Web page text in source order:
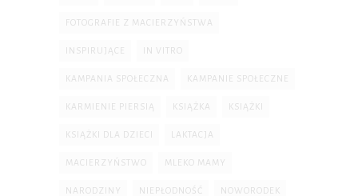
FOTOGRAFIE Z MACIERZYŃSTWA
INSPIRUJĄCE IN VITRO
KAMPANIA SPOŁECZNA KAMPANIE SPOŁECZNE
KARMIENIE PIERSIĄ KSIĄŻKA KSIĄŻKI
KSIĄŻKI DLA DZIECI LAKTACJA
MACIERZYŃSTWO MLEKO MAMY
NARODZINY NIEPŁODNOŚĆ NOWORODEK